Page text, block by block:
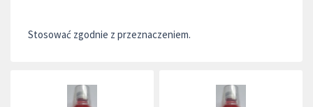
Stosować zgodnie z przeznaczeniem.